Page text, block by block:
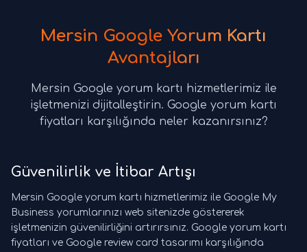
Mersin Google Yorum Kartı
Avantajları
Mersin Google yorum kartı hizmetlerimiz ile
işletmenizi dijitalleştirin. Google yorum kartı
fiyatları karşılığında neler kazanırsınız?
Güvenilirlik ve İtibar Artışı
Mersin Google yorum kartı hizmetlerimiz ile Google My
Business yorumlarınızı web sitenizde göstererek
işletmenizin güvenilirliğini artırırsınız. Google yorum kartı
fiyatları ve Google review card tasarımı karşılığında